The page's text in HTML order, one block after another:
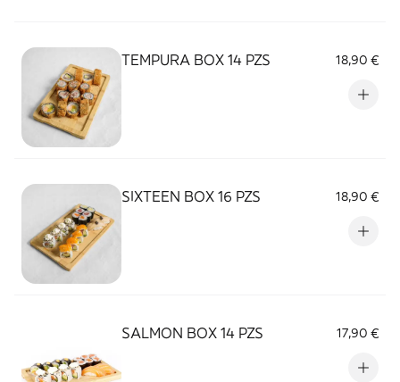
TEMPURA BOX 14 PZS 18,90 €
SIXTEEN BOX 16 PZS 18,90 €
SALMON BOX 14 PZS 17,90 €